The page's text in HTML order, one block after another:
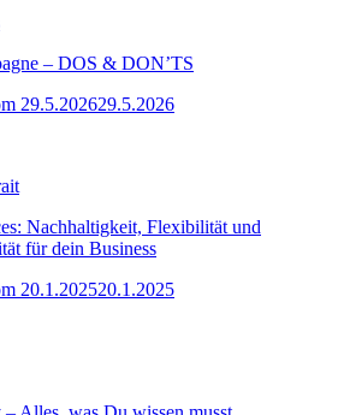
– DOS & DON’TS
29.5.2026
Nachhaltigkeit, Flexibilität und
für dein Business
20.1.2025